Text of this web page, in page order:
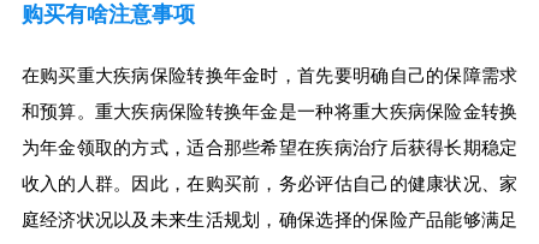
购买有啥注意事项
在购买重大疾病保险转换年金时，首先要明确自己的保障需求
和预算。重大疾病保险转换年金是一种将重大疾病保险金转换
为年金领取的方式，适合那些希望在疾病治疗后获得长期稳定
收入的人群。因此，在购买前，务必评估自己的健康状况、家
庭经济状况以及未来生活规划，确保选择的保险产品能够满足